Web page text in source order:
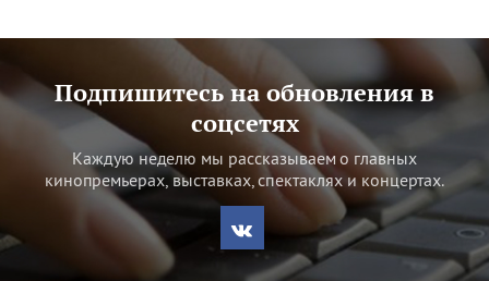
Подпишитесь на обновления в
соцсетях
Каждую неделю мы рассказываем о главных
кинопремьерах, выставках, спектаклях и концертах.